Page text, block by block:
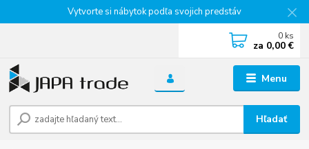
Vytvorte si nábytok podľa svojich predstáv
Menu
Hľadať
0 ks
za 0,00 €